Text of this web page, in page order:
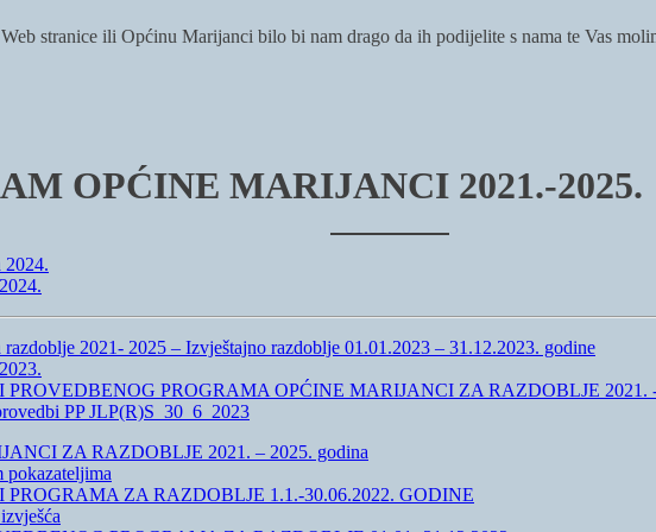
stranice ili Općinu Marijanci bilo bi nam drago da ih podijelite s nama te Vas
OPĆINE MARIJANCI 2021.-2025.
2024.
2021- 2025 – Izvještajno razdoblje 01.01.2023 – 31.12.2023. godine
PROGRAMA OPĆINE MARIJANCI ZA RAZDOBLJE 2021. -
PP JLP(R)S_30_6_2023
ZA RAZDOBLJE 2021. – 2025. godina
pokazateljima
ZA RAZDOBLJE 1.1.-30.06.2022. GODINE